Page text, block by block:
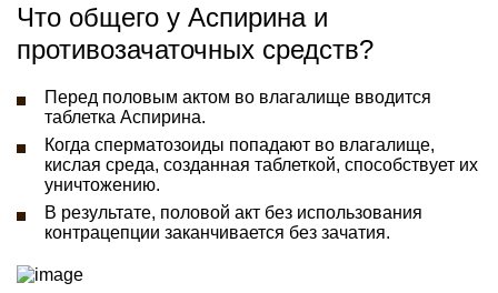
Что общего у Аспирина и
противозачаточных средств?
Перед половым актом во влагалище вводится
таблетка Аспирина.
Когда сперматозоиды попадают во влагалище,
кислая среда, созданная таблеткой, способствует их
уничтожению.
В результате, половой акт без использования
контрацепции заканчивается без зачатия.